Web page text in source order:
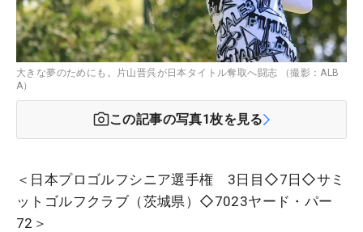
大きな夢のためにも。片山晋呉が日本タイトル奪取へ闘志 （撮影：ALB
A）
この記事の写真1枚を見る
＜日本プロゴルフシニア選手権 3日目◇7日◇サミ
ットゴルフクラブ（茨城県）◇7023ヤード・パー
72＞